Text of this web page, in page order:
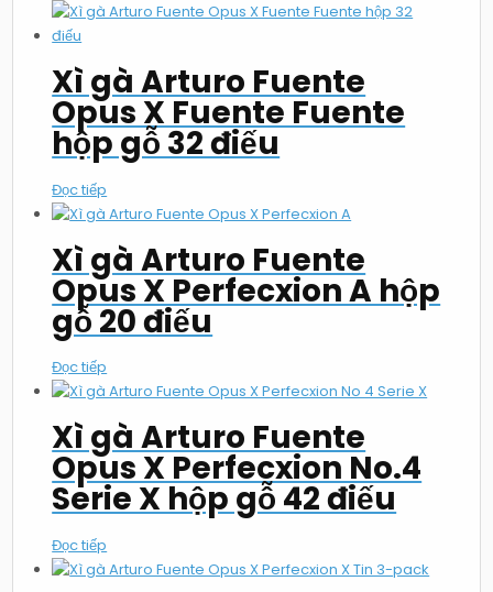
Xì gà Arturo Fuente
Opus X Fuente Fuente
hộp gỗ 32 điếu
Đọc tiếp
Xì gà Arturo Fuente
Opus X Perfecxion A hộp
gỗ 20 điếu
Đọc tiếp
Xì gà Arturo Fuente
Opus X Perfecxion No.4
Serie X hộp gỗ 42 điếu
Đọc tiếp